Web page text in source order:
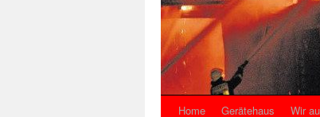
Home Gerätehaus Wir